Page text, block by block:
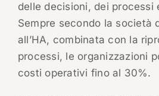
delle decisioni, dei processi
Sempre secondo la società
all’HA, combinata con la
processi, le organizzazioni
costi operativi fino al 30%.